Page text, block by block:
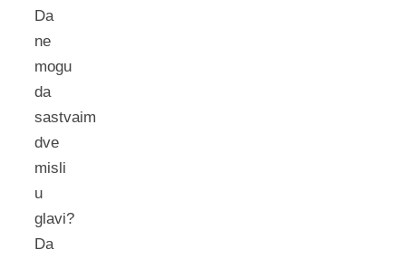
Da
ne
mogu
da
sastvaim
dve
misli
u
glavi?
Da